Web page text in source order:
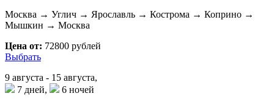
Москва → Углич → Ярославль → Кострома → Коприно →
Мышкин → Москва
Цена от: 72800 рублей
Выбрать
9 августа - 15 августа,
7 дней,
6 ночей